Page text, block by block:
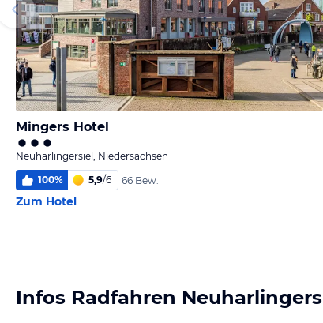
Mingers Hotel
Neuharlingersiel, Niedersachsen
100% 5,9/6 66 Bew.
Zum Hotel
Infos Radfahren